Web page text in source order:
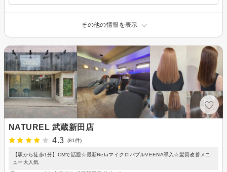
その他の情報を表示
NATUREL 武蔵新田店
4.3
(81件)
【駅から徒歩1分】CMで話題☆最新RefaマイクロバブルVEENA導入☆髪質改善メニ
ュー大人気